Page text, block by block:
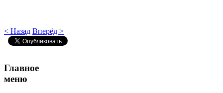
< Назад Вперёд >
Главное
меню